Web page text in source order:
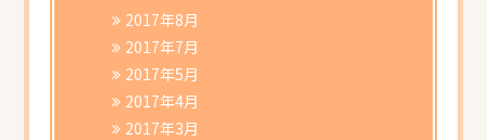
2017年8月
2017年7月
2017年5月
2017年4月
2017年3月